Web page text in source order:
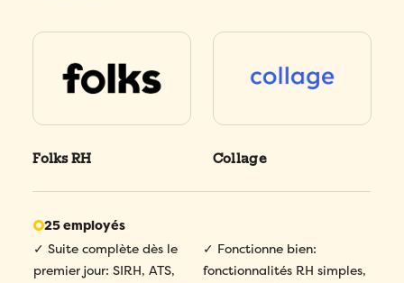
Folks RH Collage
25 employés
✓ Suite complète dès le
premier jour: SIRH, ATS,
✓ Fonctionne bien:
fonctionnalités RH simples,